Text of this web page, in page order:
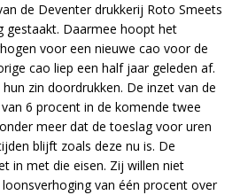
de Deventer drukkerij Roto Smeets
gestaakt. Daarmee hoopt het
voor een nieuwe cao voor de
cao liep een half jaar geleden af.
zin doordrukken. De inzet van de
6 procent in de komende twee
meer dat de toeslag voor uren
blijft zoals deze nu is. De
in met die eisen. Zij willen niet
van één procent over